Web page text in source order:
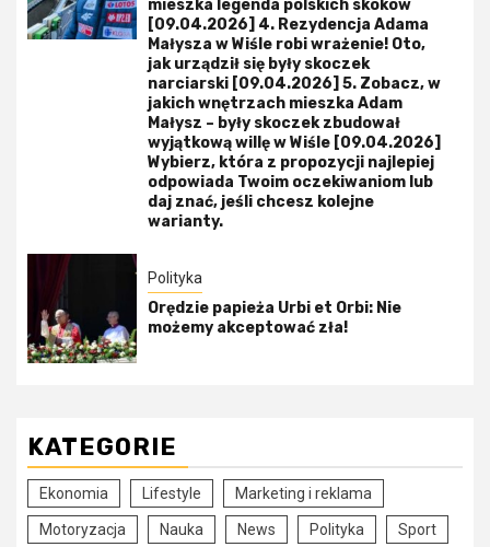
mieszka legenda polskich skoków
[09.04.2026] 4. Rezydencja Adama
Małysza w Wiśle robi wrażenie! Oto,
jak urządził się były skoczek
narciarski [09.04.2026] 5. Zobacz, w
jakich wnętrzach mieszka Adam
Małysz – były skoczek zbudował
wyjątkową willę w Wiśle [09.04.2026]
Wybierz, która z propozycji najlepiej
odpowiada Twoim oczekiwaniom lub
daj znać, jeśli chcesz kolejne
warianty.
Polityka
Orędzie papieża Urbi et Orbi: Nie
możemy akceptować zła!
KATEGORIE
Ekonomia Lifestyle Marketing i reklama
Motoryzacja Nauka News Polityka Sport